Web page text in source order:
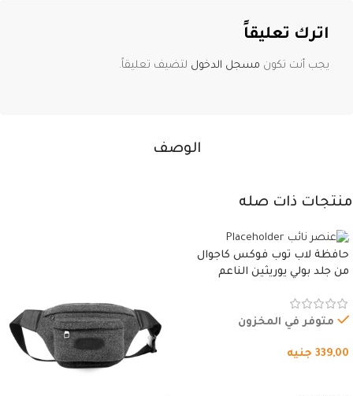
الوصف
اترك تعليقاً
يجب أنت تكون مسجل الدخول لتضيف تعليقاً.
منتجات ذات صله
حافظة لاب توب فوكس كاجوال
من جلد بولي يوريثين الناعم
وسوستة.
متوفر في المخزون
339,00 جنيه